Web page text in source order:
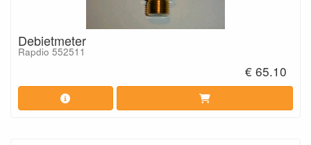
Debietmeter
Rapdio 552511
€ 65.10